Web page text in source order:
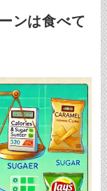
ンは食べて